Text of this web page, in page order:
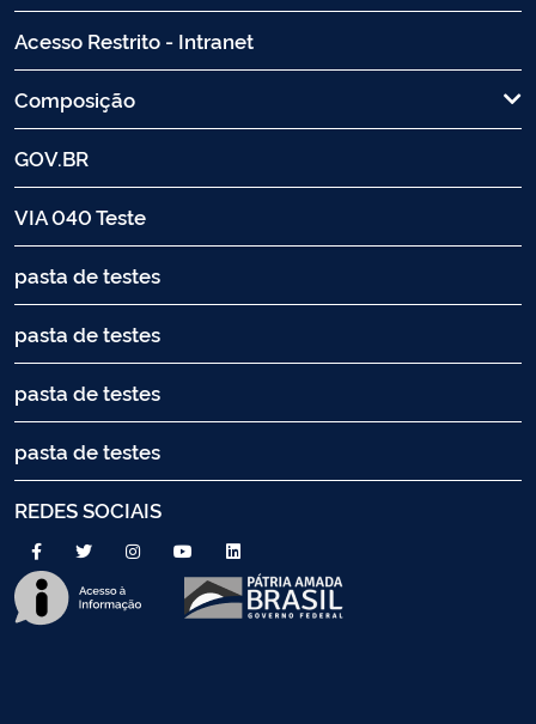
Acesso Restrito - Intranet
Composição
GOV.BR
VIA 040 Teste
pasta de testes
pasta de testes
pasta de testes
pasta de testes
REDES SOCIAIS